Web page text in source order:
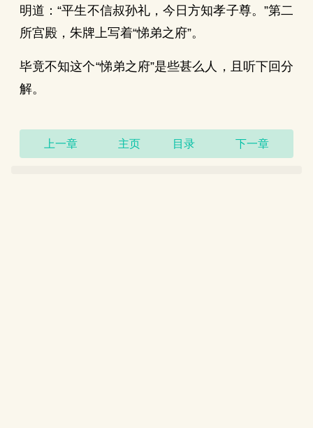
明道：“平生不信叔孙礼，今日方知孝子尊。”第二
所宫殿，朱牌上写着“悌弟之府”。
毕竟不知这个“悌弟之府”是些甚么人，且听下回分
解。
上一章 主页 目录 下一章